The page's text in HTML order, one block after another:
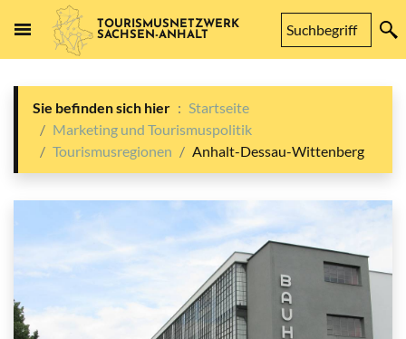
TOURISMUSNETZWERK
SACHSEN-ANHALT
Sie befinden sich hier
Startseite
Marketing und Tourismuspolitik
Tourismusregionen
Anhalt-Dessau-Wittenberg